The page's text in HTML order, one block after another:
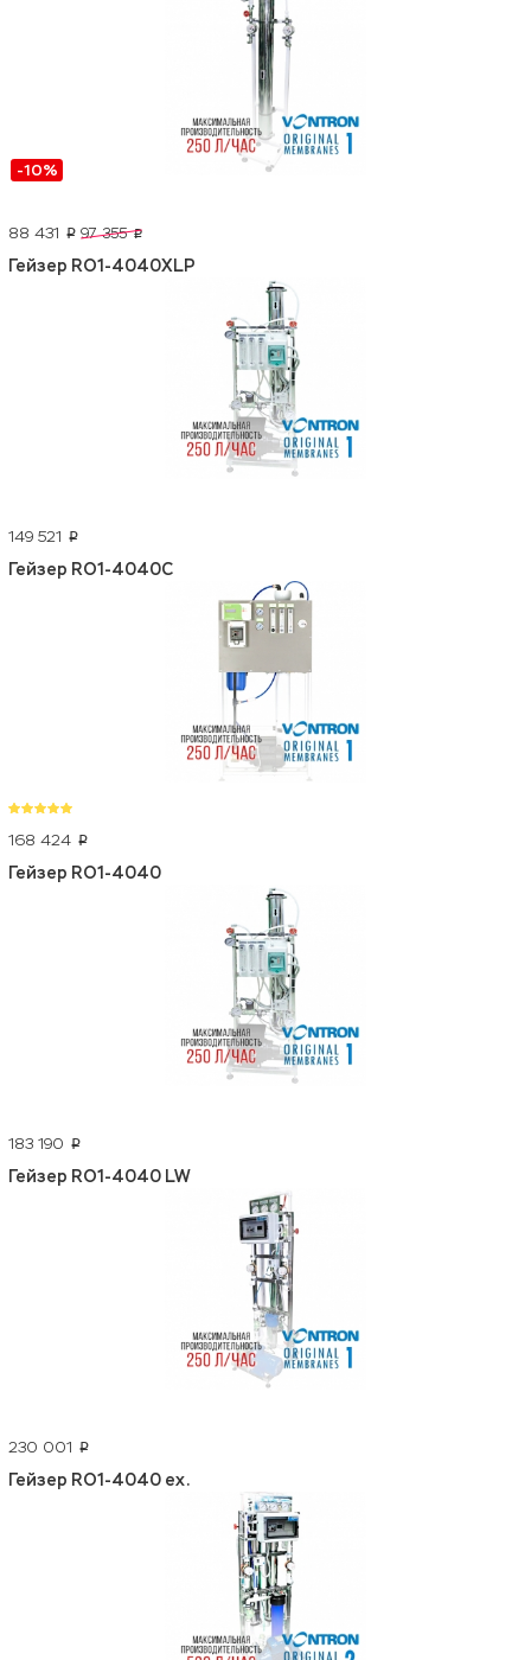
-10%
88 431 p 97 355 p
Гейзер RO1-4040XLP
149 521 p
Гейзер RO1-4040C
168 424 p
Гейзер RO1-4040
183 190 p
Гейзер RO1-4040 LW
230 001 p
Гейзер RO1-4040 ex.